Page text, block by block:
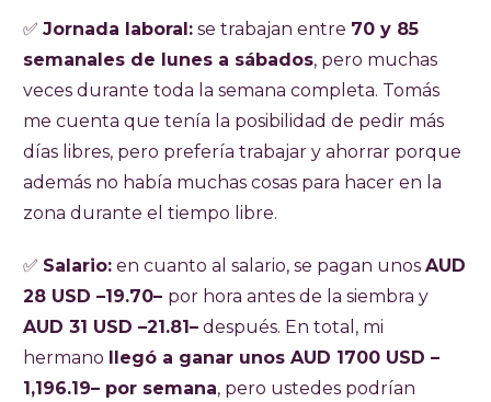
✅ Jornada laboral: se trabajan entre 70 y 85
semanales de lunes a sábados, pero muchas
veces durante toda la semana completa. Tomás
me cuenta que tenía la posibilidad de pedir más
días libres, pero prefería trabajar y ahorrar porque
además no había muchas cosas para hacer en la
zona durante el tiempo libre.
✅ Salario: en cuanto al salario, se pagan unos AUD
28 USD –19.70– por hora antes de la siembra y
AUD 31 USD –21.81– después. En total, mi
hermano llegó a ganar unos AUD 1700 USD –
1,196.19– por semana, pero ustedes podrían